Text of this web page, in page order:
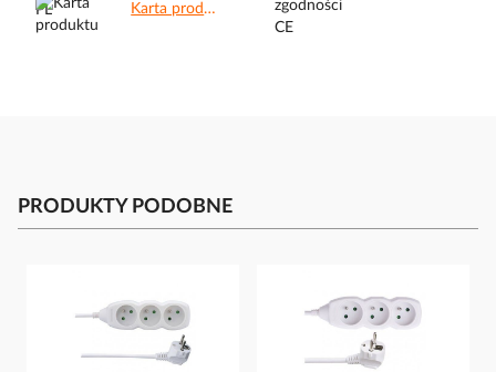
Karta produktu.pdf
PRODUKTY PODOBNE